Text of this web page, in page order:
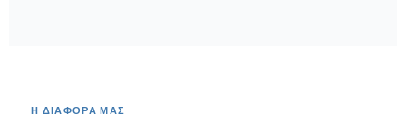
Η ΔΙΑΦΟΡΆ ΜΑΣ